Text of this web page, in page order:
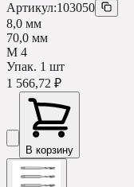
Артикул:103050
8,0 мм
70,0 мм
М 4
Упак. 1 шт
1 566,72 ₽
В корзину